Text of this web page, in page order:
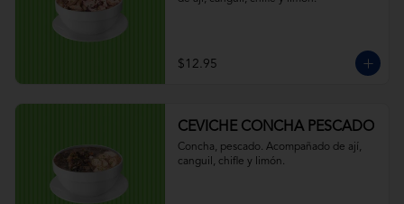
$12.95
CEVICHE CONCHA PESCADO
Concha, pescado. Acompañado de ají,
canguil, chifle y limón.